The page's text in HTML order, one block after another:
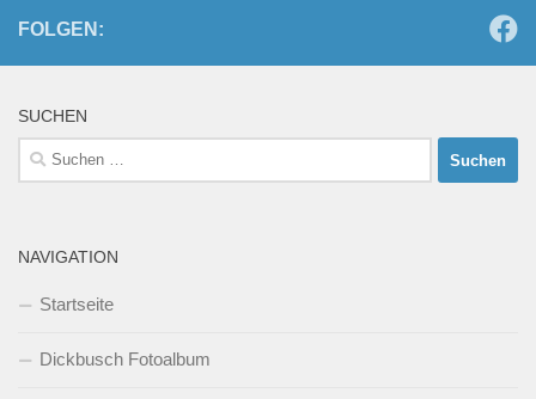
FOLGEN:
SUCHEN
Suchen
nach:
NAVIGATION
Startseite
Dickbusch Fotoalbum